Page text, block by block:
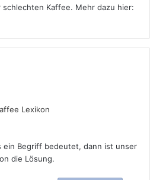
Kaffee. Mehr dazu hier:
ein Begriff bedeutet, dann ist unser
die Lösung.